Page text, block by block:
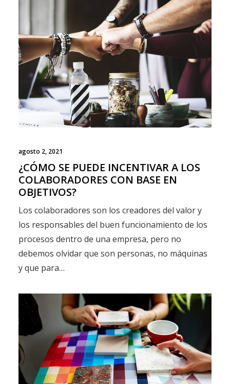
agosto 2, 2021
¿CÓMO SE PUEDE INCENTIVAR A LOS
COLABORADORES CON BASE EN
OBJETIVOS?
Los colaboradores son los creadores del valor y
los responsables del buen funcionamiento de los
procesos dentro de una empresa, pero no
debemos olvidar que son personas, no máquinas
y que para…